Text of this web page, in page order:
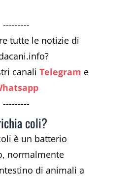
---------
tutte le notizie di
canali Telegram e
---------
coli?
è un batterio
normalmente
di animali a